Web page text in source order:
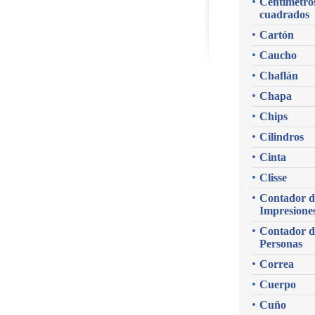
cuadrados
Cartón
Caucho
Chaflán
Chapa
Chips
Cilindros
Cinta
Clisse
Contador
Contador
Personas
Correa
Cuerpo
Cuño